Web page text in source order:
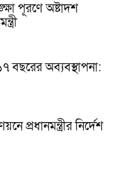
পূরণে অষ্টাদশ
বছরের অব্যবস্থাপনা:
প্রধানমন্ত্রীর নির্দেশ